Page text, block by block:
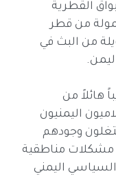
القطرية
من قطر
من البث في
هائلاً من
اليمنيون
وجودهم
مشكلات مناطقية
اليمني